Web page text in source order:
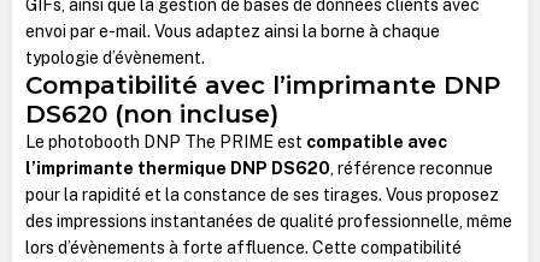
GIFs, ainsi que la gestion de bases de données clients avec
envoi par e-mail. Vous adaptez ainsi la borne à chaque
typologie d’évènement.
Compatibilité avec l’imprimante DNP
DS620 (non incluse)
Le photobooth DNP The PRIME est compatible avec
l’imprimante thermique DNP DS620, référence reconnue
pour la rapidité et la constance de ses tirages. Vous proposez
des impressions instantanées de qualité professionnelle, même
lors d’évènements à forte affluence. Cette compatibilité